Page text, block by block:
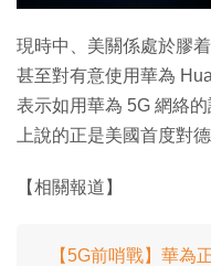
現時中、美關係處於膠
甚至對有意使用華為
表示如用華為 5G 網絡
上說的正是美國首度對
【相關報道】
【5G前哨戰】華為